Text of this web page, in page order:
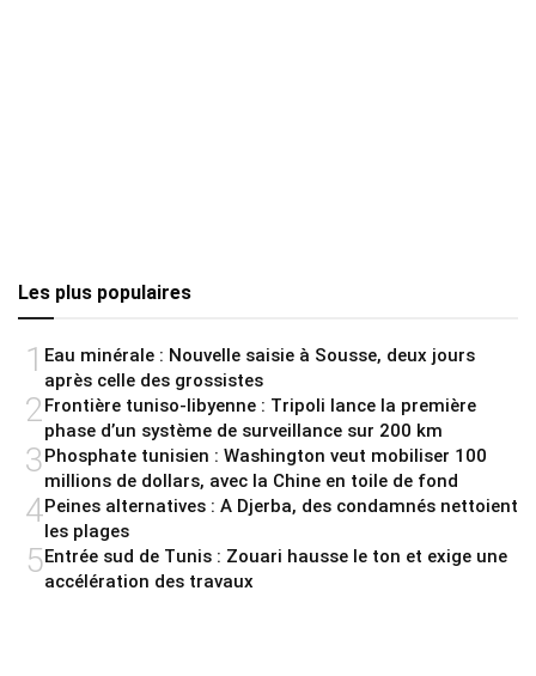
Les plus populaires
1 Eau minérale : Nouvelle saisie à Sousse, deux jours
après celle des grossistes
2Frontière tuniso-libyenne : Tripoli lance la première
phase d’un système de surveillance sur 200 km
3Phosphate tunisien : Washington veut mobiliser 100
millions de dollars, avec la Chine en toile de fond
4Peines alternatives : A Djerba, des condamnés nettoient
les plages
5Entrée sud de Tunis : Zouari hausse le ton et exige une
accélération des travaux